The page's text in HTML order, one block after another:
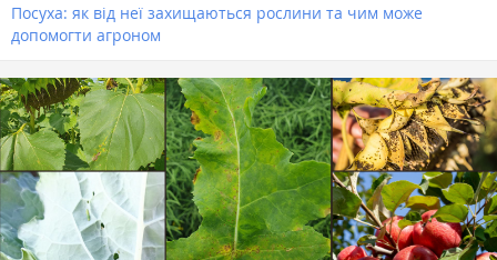
Посуха: як від неї захищаються рослини та чим може
допомогти агроном